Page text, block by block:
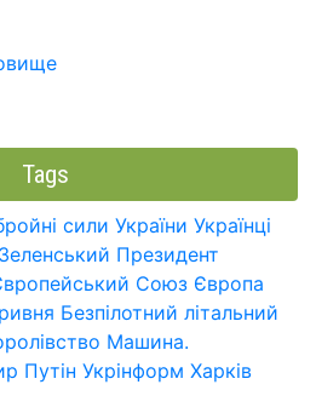
Tags
сили України Українці
Президент
Союз Європа
Безпілотний літальний
Машина.
Путін Укрінформ Харків